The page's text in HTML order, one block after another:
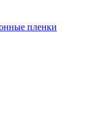
пленки